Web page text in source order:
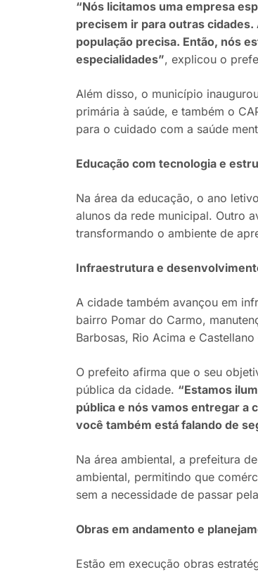
“Nós licitamos uma empresa
precisem ir para outras
população precisa. Então, nós
especialidades”, explicou o
Além disso, o município
primária à saúde, e também o
para o cuidado com a saúde
Educação com tecnologia e
Na área da educação, o ano
alunos da rede municipal. Outro
transformando o ambiente de
Infraestrutura e
A cidade também avançou em
bairro Pomar do Carmo,
Barbosas, Rio Acima e
O prefeito afirma que o seu
pública da cidade. “Estamos
pública e nós vamos entregar a
você também está falando de
Na área ambiental, a prefeitura
ambiental, permitindo que
sem a necessidade de passar
Obras em andamento e
Estão em execução obras